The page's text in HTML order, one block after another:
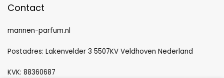
Contact
mannen-parfum.nl
Postadres: Lakenvelder 3 5507KV Veldhoven Nederland
KVK: 88360687